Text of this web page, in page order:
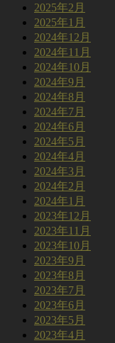
2025年2月
2025年1月
2024年12月
2024年11月
2024年10月
2024年9月
2024年8月
2024年7月
2024年6月
2024年5月
2024年4月
2024年3月
2024年2月
2024年1月
2023年12月
2023年11月
2023年10月
2023年9月
2023年8月
2023年7月
2023年6月
2023年5月
2023年4月